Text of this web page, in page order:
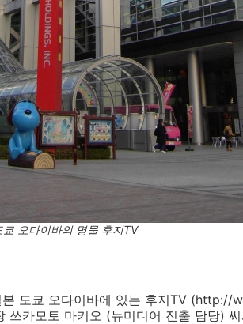
쿄 오다이바의 명물 후지TV
도쿄 오다이바에 있는 후지TV (http://
쓰카모토 마키오 (뉴미디어 진출 담당)